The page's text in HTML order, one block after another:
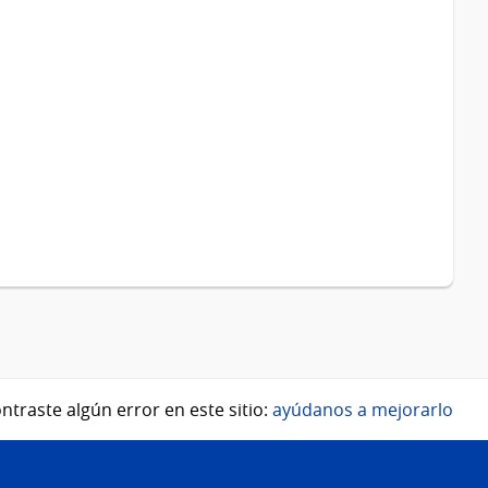
algún error en este sitio: ayúdanos a mejorarlo